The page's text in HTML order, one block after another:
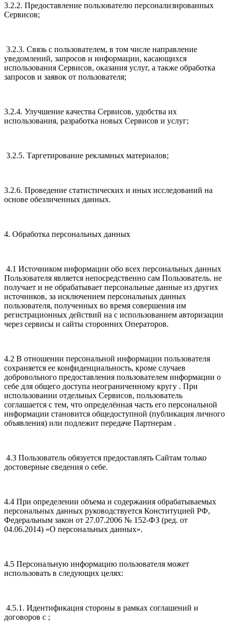
3.2.2. Предоставление пользователю персонализированных
Сервисов;
3.2.3. Связь с пользователем, в том числе направление
уведомлений, запросов и информации, касающихся
использования Сервисов, оказания услуг, а также обработка
запросов и заявок от пользователя;
3.2.4. Улучшение качества Сервисов, удобства их
использования, разработка новых Сервисов и услуг;
3.2.5. Таргетирование рекламных материалов;
3.2.6. Проведение статистических и иных исследований на
основе обезличенных данных.
4. Обработка персональных данных
4.1 Источником информации обо всех персональных данных
Пользователя является непосредственно сам Пользователь. не
получает и не обрабатывает персональные данные из других
источников, за исключением персональных данных
пользователя, полученных во время совершения им
регистрационных действий на с использованием авторизации
через сервисы и сайты сторонних Операторов.
4.2 В отношении персональной информации пользователя
сохраняется ее конфиденциальность, кроме случаев
добровольного предоставления пользователем информации о
себе для общего доступа неограниченному кругу . При
использовании отдельных Сервисов, пользователь
соглашается с тем, что определённая часть его персональной
информации становится общедоступной (публикация личного
объявления) или подлежит передаче Партнерам .
4.3 Пользователь обязуется предоставлять Сайтам только
достоверные сведения о себе.
4.4 При определении объема и содержания обрабатываемых
персональных данных руководствуется Конституцией РФ,
Федеральным закон от 27.07.2006 № 152-ФЗ (ред. от
04.06.2014) «О персональных данных».
4.5 Персональную информацию пользователя может
использовать в следующих целях:
4.5.1. Идентификация стороны в рамках соглашений и
договоров с ;